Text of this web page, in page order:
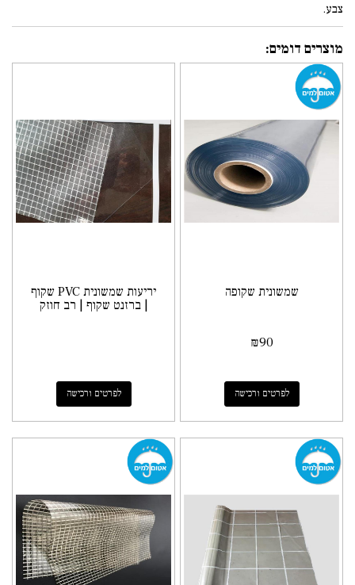
צבע.
מוצרים דומים:
שמשונית שקופה
₪90
לפרטים ורכישה
יריעות שמשונית PVC שקוף
| ברזנט שקוף | רב חוזק
לפרטים ורכישה